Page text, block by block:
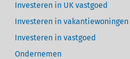
Investeren in UK vastgoed
Investeren in vakantiewoningen
Investeren in vastgoed
Ondernemen